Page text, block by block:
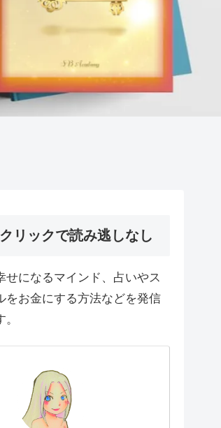
リックで読み逃しなし
せになるマインド、占いやス
をお金にする方法などを発信